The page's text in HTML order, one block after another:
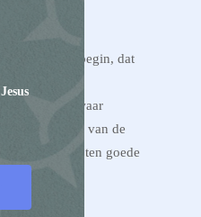
is vanaf het begin, dat
– Enter en
vormen, waar
waar mensen van de
leven ten goede